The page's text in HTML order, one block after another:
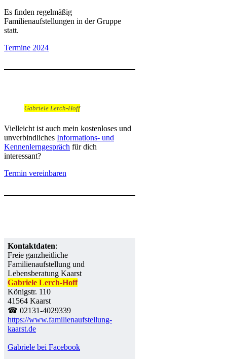
Es finden regelmäßig
Familienaufstellungen in der Gruppe
statt.
Termine 2024
Gabriele Lerch-Hoff
Vielleicht ist auch mein kostenloses und
unverbindliches Informations- und
Kennenlerngespräch für dich
interessant?
Termin vereinbaren
Kontaktdaten:
Freie ganzheitliche
Familienaufstellung und
Lebensberatung Kaarst
Gabriele Lerch-Hoff
Königstr. 110
41564 Kaarst
☎ 02131-4029339
https://www.familienaufstellung-
kaarst.de
Gabriele bei Facebook